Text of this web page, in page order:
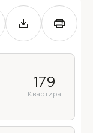
179
Квартира